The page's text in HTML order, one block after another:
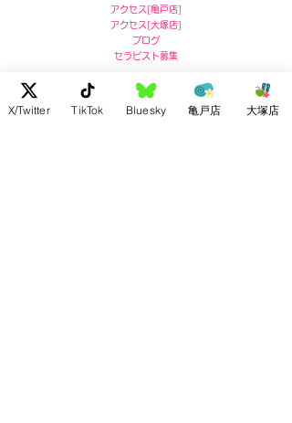
アクセス [亀戸店]
アクセス [大塚店]
ブログ
セラピスト募集
亀戸店 住所
〒136-0071
X/Twitter TikTok Bluesky 亀戸店 大塚店